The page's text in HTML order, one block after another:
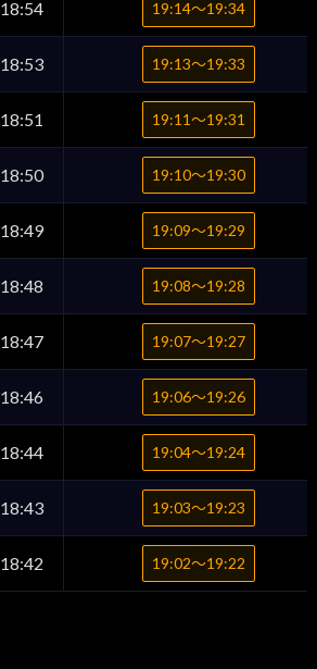
18:54 19:14〜19:34
18:53 19:13〜19:33
18:51 19:11〜19:31
18:50 19:10〜19:30
18:49 19:09〜19:29
18:48 19:08〜19:28
18:47 19:07〜19:27
18:46 19:06〜19:26
18:44 19:04〜19:24
18:43 19:03〜19:23
18:42 19:02〜19:22